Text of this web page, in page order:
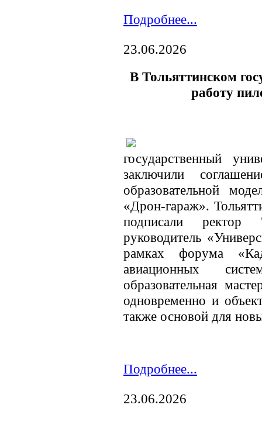
Подробнее...
23.06.2026
В Тольяттинском
работу
государственный
заключили
образовательной
«Дрон-гараж».
подписали
руководитель
рамках форума
авиационных
образовательная
одновременно и
также основой для
Подробнее...
23.06.2026